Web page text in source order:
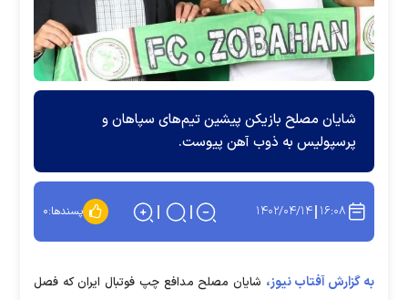
شایان مصلح بازیکن پیشین تیم‌های سپاهان و
پرسپولیس به ذوب آهن پیوست.
۱۶:۰۸ ۱۴۰۲/۰۴/۱۴ پسندها:۰
به گزارش آفتاب نیوز، شایان مصلح مدافع چپ فوتبال ایران که فصل